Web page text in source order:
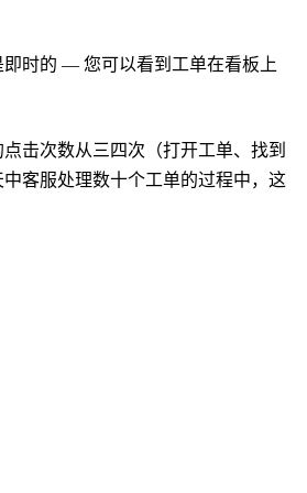
时的 — 您可以看到工单在看板上
击次数从三四次（打开工单、找到
客服处理数十个工单的过程中，这